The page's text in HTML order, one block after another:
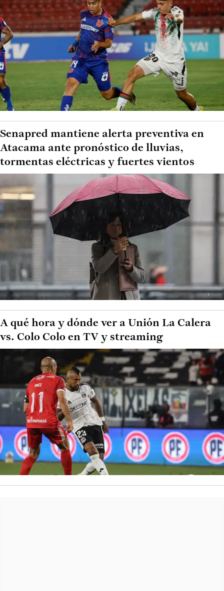
Senapred mantiene alerta preventiva en
Atacama ante pronóstico de lluvias,
tormentas eléctricas y fuertes vientos
A qué hora y dónde ver a Unión La Calera
vs. Colo Colo en TV y streaming